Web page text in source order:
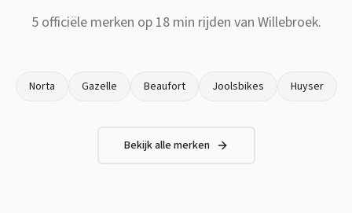
5officiële merken op 18 min rijden van Willebroek.
Norta Gazelle Beaufort Joolsbikes Huyser
Bekijk alle merken